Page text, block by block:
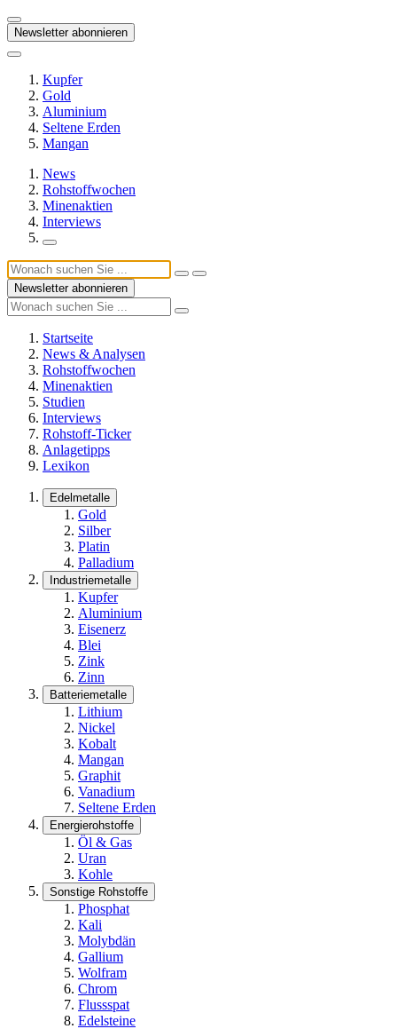
Newsletter abonnieren
Kupfer
Gold
Aluminium
Seltene Erden
Mangan
News
Rohstoffwochen
Minenaktien
Interviews
Newsletter abonnieren
Startseite
News & Analysen
Rohstoffwochen
Minenaktien
Studien
Interviews
Rohstoff-Ticker
Anlagetipps
Lexikon
Edelmetalle
Gold
Silber
Platin
Palladium
Industriemetalle
Kupfer
Aluminium
Eisenerz
Blei
Zink
Zinn
Batteriemetalle
Lithium
Nickel
Kobalt
Mangan
Graphit
Vanadium
Seltene Erden
Energierohstoffe
Öl & Gas
Uran
Kohle
Sonstige Rohstoffe
Phosphat
Kali
Molybdän
Gallium
Wolfram
Chrom
Flussspat
Edelsteine